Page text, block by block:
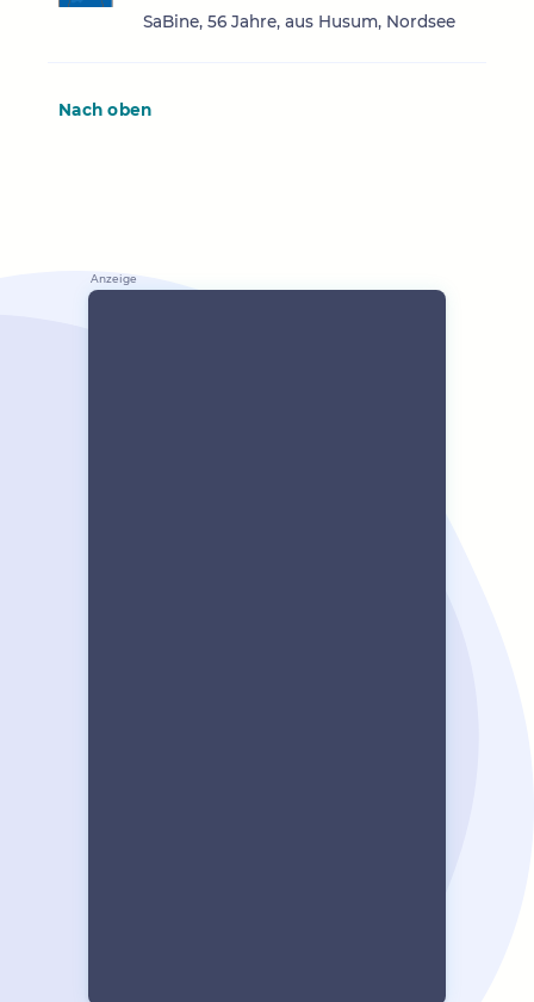
SaBine, 56 Jahre, aus Husum, Nordsee
Nach oben